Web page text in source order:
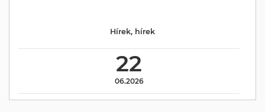
22
06.2026
Hírek, hírek